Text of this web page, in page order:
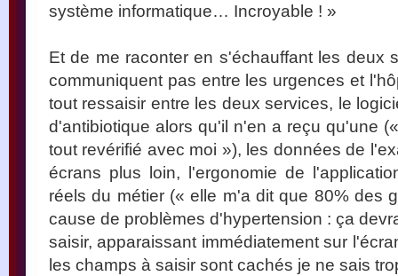
système informatique… Incroyable ! »
Et de me raconter en s'échauffant les deux
communiquent pas entre les urgences et
tout ressaisir entre les deux services, le
d'antibiotique alors qu'il n'en a reçu qu'une
tout revérifié avec moi »), les données de
écrans plus loin, l'ergonomie de
réels du métier (« elle m'a dit que 80% des
cause de problèmes d'hypertension : ça
saisir, apparaissant immédiatement sur
les champs à saisir sont cachés je ne sais